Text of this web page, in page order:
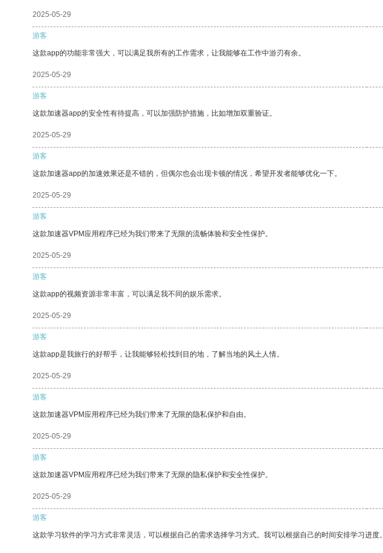
2025-05-29
游客
这款app的功能非常强大，可以满足我所有的工作需求，让我能够在工作中游刃有余。
2025-05-29
游客
这款加速器app的安全性有待提高，可以加强防护措施，比如增加双重验证。
2025-05-29
游客
这款加速器app的加速效果还是不错的，但偶尔也会出现卡顿的情况，希望开发者能够优化一下。
2025-05-29
游客
这款加速器VPM应用程序已经为我们带来了无限的流畅体验和安全性保护。
2025-05-29
游客
这款app的视频资源非常丰富，可以满足我不同的娱乐需求。
2025-05-29
游客
这款app是我旅行的好帮手，让我能够轻松找到目的地，了解当地的风土人情。
2025-05-29
游客
这款加速器VPM应用程序已经为我们带来了无限的隐私保护和自由。
2025-05-29
游客
这款加速器VPM应用程序已经为我们带来了无限的隐私保护和安全性保护。
2025-05-29
游客
这款学习软件的学习方式非常灵活，可以根据自己的需求选择学习方式。我可以根据自己的时间安排学习进度。